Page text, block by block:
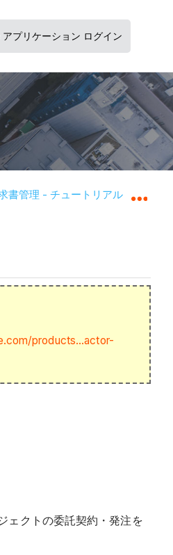
アプリケーション ログイン
書管理 - チュートリアル
products...actor-
ェクトの委託契約・発注を